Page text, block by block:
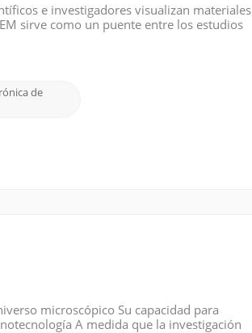
e investigadores visualizan materiales
sirve como un puente entre los estudios
de
microscópico Su capacidad para
A medida que la investigación